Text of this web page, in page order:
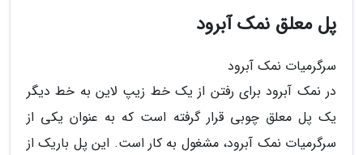
پل معلق نمک آبرود
سرگرمیات نمک آبرود
در نمک آبرود برای رفتن از یک خط زیپ لاین به خط دیگر
یک پل معلق چوبی قرار گرفته است که به عنوان یکی از
سرگرمیات نمک آبرود، مشغول به کار است. این پل باریک از